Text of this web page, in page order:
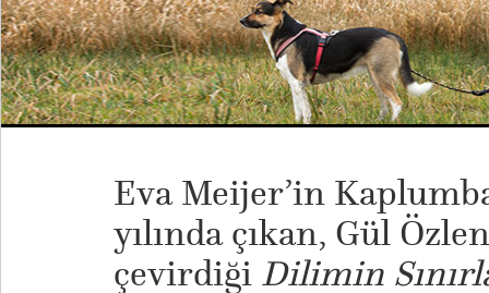
Eva Meijer’in
yılında çıkan, Gül
çevirdiği Dilimin